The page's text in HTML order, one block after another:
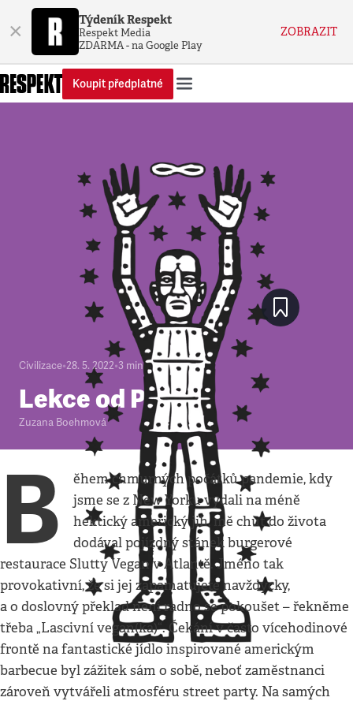
× Týdeník Respekt
Respekt Media
ZDARMA - na Google Play
ZOBRAZIT
Koupit předplatné
Civilizace•28. 5. 2022•3 minuty
Lekce od Pinky
Zuzana Boehmová
B
ěhem chmurných počátků pandemie, kdy
jsme se z New Yorku vydali na méně
hektický americký jih, mě chuť do života
dodával pojízdný stánek burgerové
restaurace Slutty Vegan v Atlantě. Jméno tak
provokativní, že si jej zapamatujete navždycky,
a o doslovný překlad není radno se pokoušet – řekněme
třeba „Lascivní vegan(ka)“. Čekání v často vícehodinové
frontě na fantastické jídlo inspirované americkým
barbecue byl zážitek sám o sobě, neboť zaměstnanci
zároveň vytvářeli atmosféru street party. Na samých